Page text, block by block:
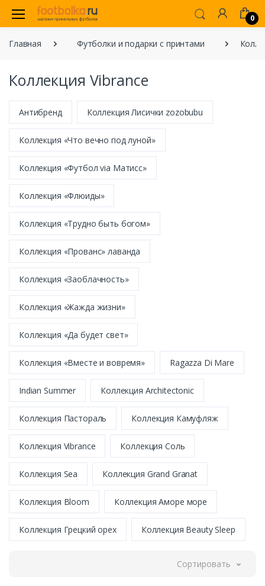
0
Главная Футболки и подарки с принтами
Коллекция Vibrance
Антибренд Коллекция Лисички zozobubu
Коллекция «Что вечно под луной»
Коллекция «Футбол via Матисс»
Коллекция «Флюиды»
Коллекция «Трудно быть богом»
Коллекция «Прованс» лаванда
Коллекция «Заоблачность»
Коллекция «Жажда жизни»
Коллекция «Да будет свет»
Коллекция «Вместе и вовремя» Ragazza Di Mare
Indian Summer Коллекция Architectonic
Коллекция Пастораль Коллекция Камуфляж
Коллекция Vibrance Коллекция Соль
Коллекция Sea Коллекция Grand Granat
Коллекция Bloom Коллекция Аморе море
Коллекция Грецкий орех Коллекция Beauty Sleep
Сортировать